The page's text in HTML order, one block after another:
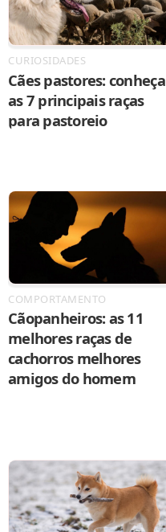
CURIOSIDADES
Cães pastores: conheça
as 7 principais raças
para pastoreio
COMPORTAMENTO
Cãopanheiros: as 11
melhores raças de
cachorros melhores
amigos do homem